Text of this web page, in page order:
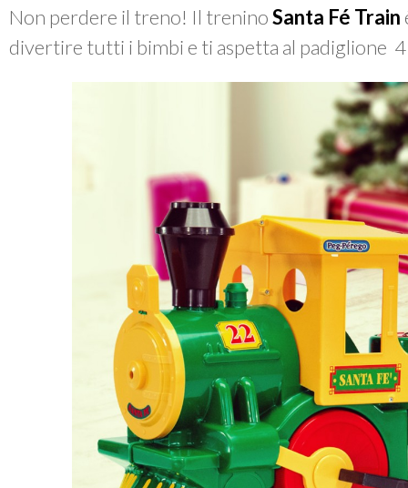
Non perdere il treno! Il treninoSanta Fé Train
divertire tutti i bimbi e ti aspetta al padiglione 4